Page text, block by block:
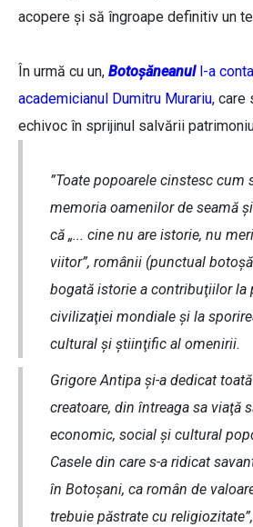
acopere și să îngroape definitiv un
În urmă cu un, Botoșăneanul l-a
academicianul Dumitru Murariu, care
echivoc în sprijinul salvării
”Toate popoarele cinstesc cum
memoria oamenilor de seamă
că „... cine nu are istorie, nu
viitor”, românii (punctual
bogată istorie a contribuţiilor la
civilizaţiei mondiale şi la
cultural şi ştiinţific al omenirii.
Grigore Antipa şi-a dedicat
creatoare, din întreaga sa viaţă
economic, social şi cultural
Casele din care s-a ridicat
în Botoşani, ca român de
trebuie păstrate cu religiozitate”,